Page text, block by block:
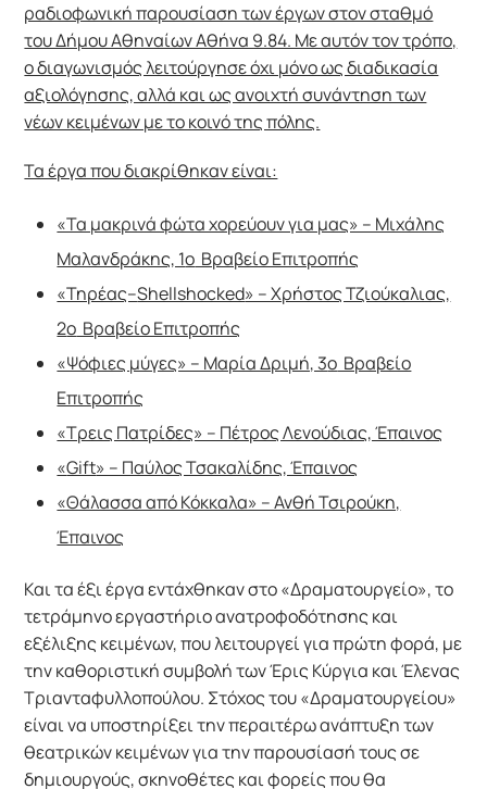
ραδιοφωνική παρουσίαση των έργων στον σταθμό
του Δήμου Αθηναίων Αθήνα 9.84. Με αυτόν τον τρόπο,
ο διαγωνισμός λειτούργησε όχι μόνο ως διαδικασία
αξιολόγησης, αλλά και ως ανοιχτή συνάντηση των
νέων κειμένων με το κοινό της πόλης.
Τα έργα που διακρίθηκαν είναι:
«Τα μακρινά φώτα χορεύουν για μας» – Μιχάλης
Μαλανδράκης, 1ο Βραβείο Επιτροπής
«Τηρέας–Shellshocked» – Χρήστος Τζιούκαλιας,
2ο Βραβείο Επιτροπής
«Ψόφιες μύγες» – Μαρία Δριμή, 3ο Βραβείο
Επιτροπής
«Τρεις Πατρίδες» – Πέτρος Λενούδιας, Έπαινος
«Gift» – Παύλος Τσακαλίδης, Έπαινος
«Θάλασσα από Κόκκαλα» – Ανθή Τσιρούκη,
Έπαινος
Και τα έξι έργα εντάχθηκαν στο «Δραματουργείο», το
τετράμηνο εργαστήριο ανατροφοδότησης και
εξέλιξης κειμένων, που λειτουργεί για πρώτη φορά, με
την καθοριστική συμβολή των Έρις Κύργια και Έλενας
Τριανταφυλλοπούλου. Στόχος του «Δραματουργείου»
είναι να υποστηρίξει την περαιτέρω ανάπτυξη των
θεατρικών κειμένων για την παρουσίασή τους σε
δημιουργούς, σκηνοθέτες και φορείς που θα